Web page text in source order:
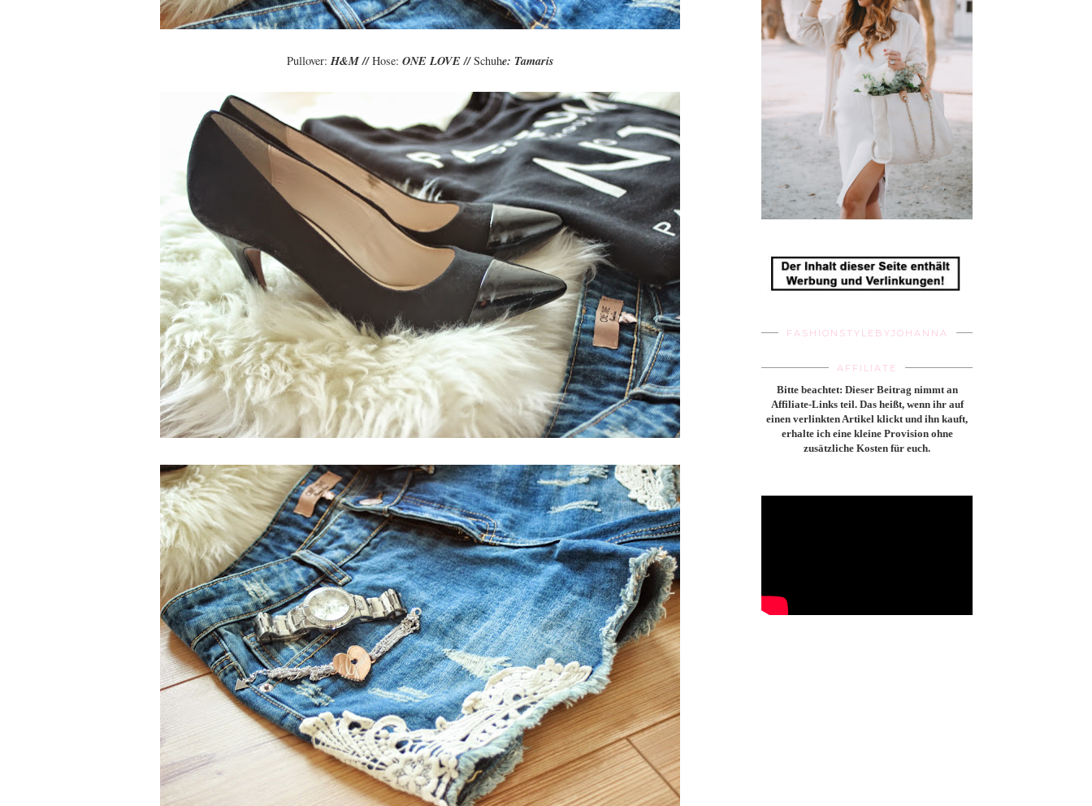
Pullover: H&M //Hose: ONE LOVE //Schuhe: Tamaris
FASHIONSTYLEBYJOHANNA
AFFILIATE
Bitte beachtet: Dieser Beitrag nimmt an
Affiliate-Links teil. Das heißt, wenn ihr auf
einen verlinkten Artikel klickt und ihn kauft,
erhalte ich eine kleine Provision ohne
zusätzliche Kosten für euch.